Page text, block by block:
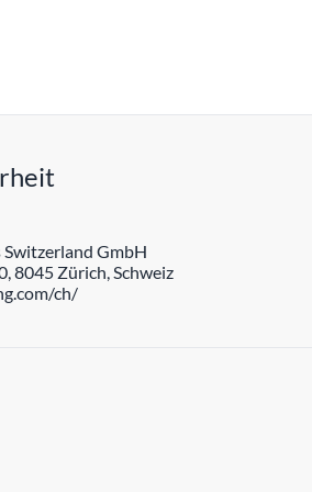
Switzerland GmbH
8045 Zürich, Schweiz
ch/